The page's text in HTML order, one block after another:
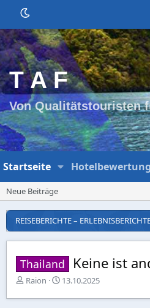
T A F
Von Qualitätstouristen
Startseite
Neue Beiträge
REISEBERICHTE –
Thailand Keine ist
E
s
Raion
E
s
13.10.2025